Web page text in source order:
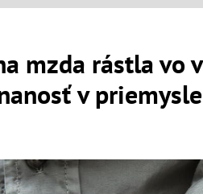
mzda rástla vo
v